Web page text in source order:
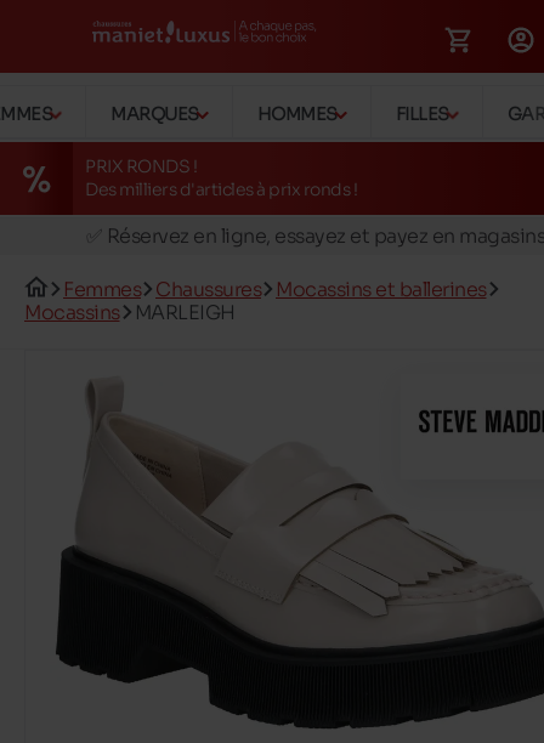
MARQUES HOMMES FILLES
PRIX RONDS !
Des milliers d'articles à prix ronds !
🚛 Livraison gratuite en magasins
✅ Réservez en ligne, essayez et payez en
📦 Livraison à domicile gratuite dés 39€ d'achats
Femmes Chaussures
Mocassins et ballerines
Mocassins
MARLEIGH